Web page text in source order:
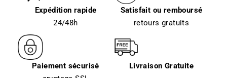
Expédition rapide
24/48h
Satisfait ou remboursé
retours gratuits
Paiement sécurisé
Livraison Gratuite